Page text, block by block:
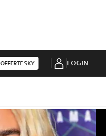
OFFERTE SKY LOGIN